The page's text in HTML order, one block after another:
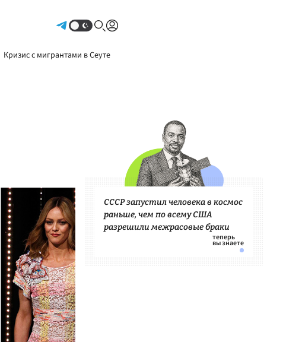
Кризис с мигрантами в Сеуте
СССР запустил человека в космос
раньше, чем по всему США
разрешили межрасовые браки